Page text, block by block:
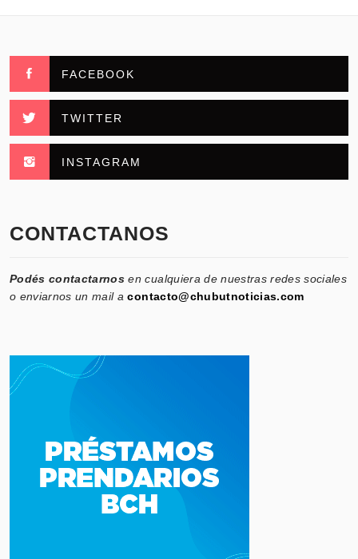
FACEBOOK
TWITTER
INSTAGRAM
CONTACTANOS
Podés contactarnos en cualquiera de nuestras redes sociales
o enviarnos un mail acontacto@chubutnoticias.com